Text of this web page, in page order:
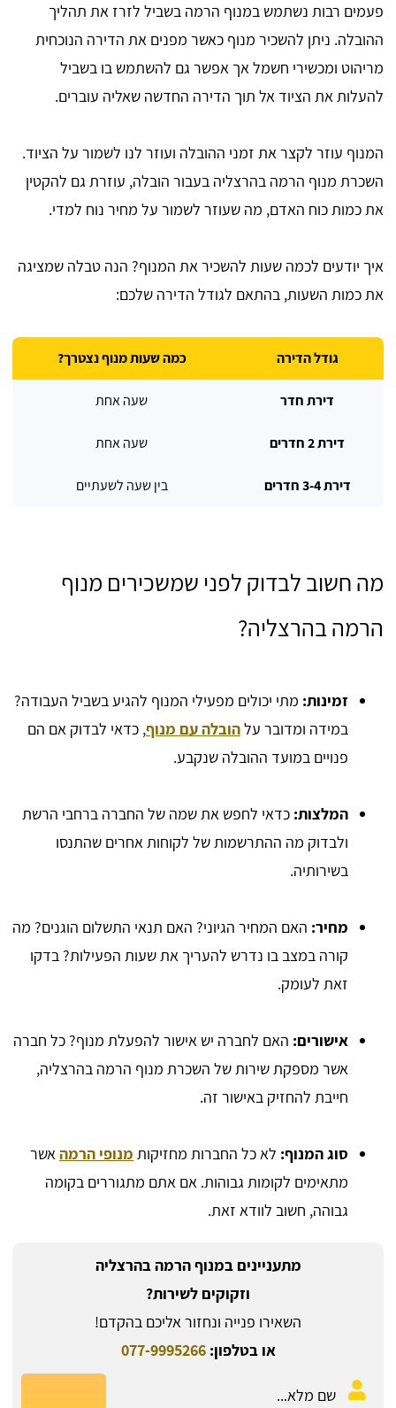
פעמים רבות נשתמש במנוף הרמה בשביל לזרז את תהליך
ההובלה. ניתן להשכיר מנוף כאשר מפנים את הדירה הנוכחית
מריהוט ומכשירי חשמל אך אפשר גם להשתמש בו בשביל
להעלות את הציוד אל תוך הדירה החדשה שאליה עוברים.
המנוף עוזר לקצר את זמני ההובלה ועוזר לנו לשמור על הציוד.
השכרת מנוף הרמה בהרצליה בעבור הובלה, עוזרת גם להקטין
את כמות כוח האדם, מה שעוזר לשמור על מחיר נוח למדי.
איך יודעים לכמה שעות להשכיר את המנוף? הנה טבלה שמציגה
את כמות השעות, בהתאם לגודל הדירה שלכם:
גודל הדירה כמה שעות מנוף נצטרך?
דירת חדר שעה אחת
דירת 2 חדרים שעה אחת
דירת 3-4 חדרים בין שעה לשעתיים
מה חשוב לבדוק לפני שמשכירים מנוף
הרמה בהרצליה?
זמינות: מתי יכולים מפעילי המנוף להגיע בשביל העבודה?
במידה ומדובר עלהובלה עם מנוף, כדאי לבדוק אם הם
פנויים במועד ההובלה שנקבע.
המלצות: כדאי לחפש את שמה של החברה ברחבי הרשת
ולבדוק מה ההתרשמות של לקוחות אחרים שהתנסו
בשירותיה.
מחיר: האם המחיר הגיוני? האם תנאי התשלום הוגנים? מה
קורה במצב בו נדרש להעריך את שעות הפעילות? בדקו
זאת לעומק.
אישורים: האם לחברה יש אישור להפעלת מנוף? כל חברה
אשר מספקת שירות של השכרת מנוף הרמה בהרצליה,
חייבת להחזיק באישור זה.
סוג המנוף: לא כל החברות מחזיקות מנופי הרמהאשר
מתאימים לקומות גבוהות. אם אתם מתגוררים בקומה
גבוהה, חשוב לוודא זאת.
מתעניינים במנוף הרמה בהרצליה
וזקוקים לשירות?
השאירו פנייה ונחזור אליכם בהקדם!
או בטלפון:077-9995266